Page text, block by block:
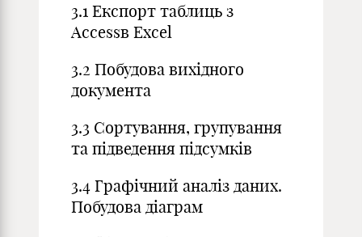
3.1 Експорт таблиць з
Accessв Excel
3.2 Побудова вихідного
документа
3.3 Сортування, групування
та підведення підсумків
3.4 Графічний аналіз даних.
Побудова діаграм